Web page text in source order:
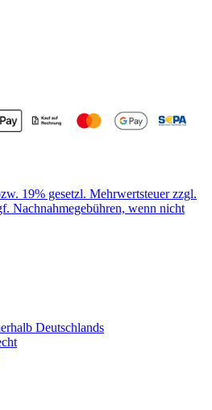
19% gesetzl. Mehrwertsteuer zzgl.
Nachnahmegebühren, wenn nicht
Deutschlands